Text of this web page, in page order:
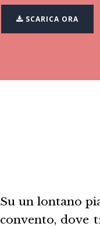
SCARICA ORA
Su un lontano
convento, dove